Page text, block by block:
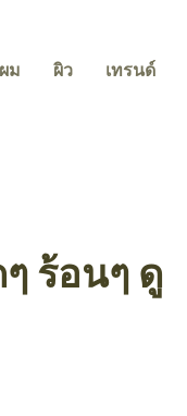
ผม ผิว เทรนด์
ร้อนๆ ดู